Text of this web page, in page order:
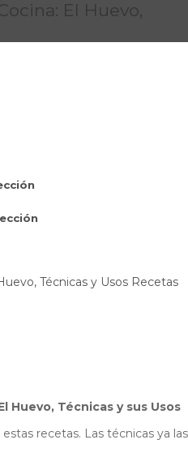
El Huevo,
Técnicas y Usos Recetas
Huevo, Técnicas y sus Usos
recetas. Las técnicas ya las